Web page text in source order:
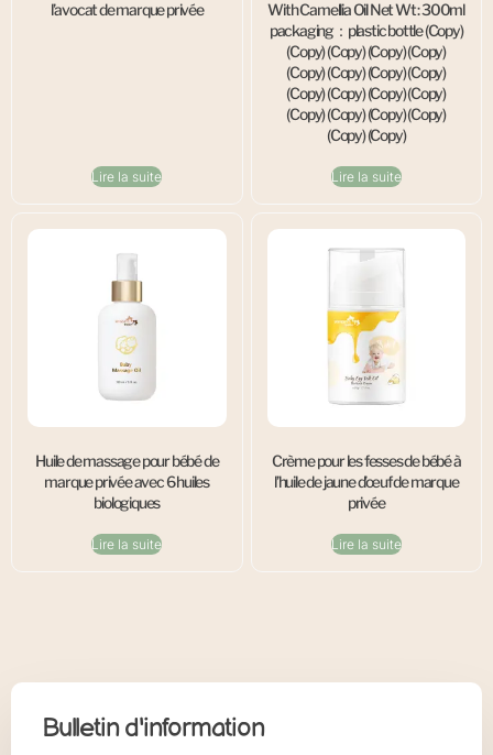
l’avocat de marque privée
Lire la suite
With Camellia Oil Net Wt : 300ml
packaging：plastic bottle (Copy)
(Copy) (Copy) (Copy) (Copy)
(Copy) (Copy) (Copy) (Copy)
(Copy) (Copy) (Copy) (Copy)
(Copy) (Copy) (Copy) (Copy)
(Copy) (Copy)
Lire la suite
Huile de massage pour bébé de
marque privée avec 6 huiles
biologiques
Lire la suite
Crème pour les fesses de bébé à
l’huile de jaune d’œuf de marque
privée
Lire la suite
Bulletin d'information